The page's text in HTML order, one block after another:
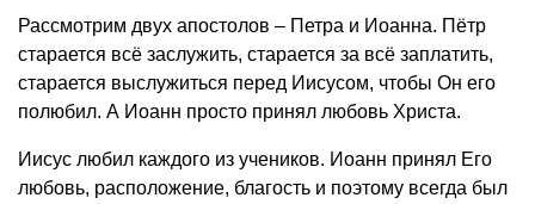
Рассмотрим двух апостолов – Петра и Иоанна. Пётр
старается всё заслужить, старается за всё заплатить,
старается выслужиться перед Иисусом, чтобы Он его
полюбил. А Иоанн просто принял любовь Христа.
Иисус любил каждого из учеников. Иоанн принял Его
любовь, расположение, благость и поэтому всегда был